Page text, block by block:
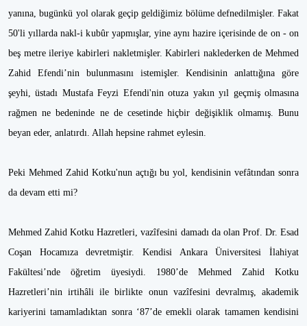
yanına, bugünkü yol olarak geçip geldiğimiz bölüme defnedilmişler. Fakat
50'li yıllarda nakl-i kubûr yapmışlar, yine aynı hazire içerisinde de on - on
beş metre ileriye kabirleri nakletmişler. Kabirleri naklederken de Mehmed
Zahid Efendi’nin bulunmasını istemişler. Kendisinin anlattığına göre
şeyhi, üstadı Mustafa Feyzi Efendi'nin otuza yakın yıl geçmiş olmasına
rağmen ne bedeninde ne de cesetinde hiçbir değişiklik olmamış. Bunu
beyan eder, anlatırdı. Allah hepsine rahmet eylesin.
Peki Mehmed Zahid Kotku'nun açtığı bu yol, kendisinin vefâtından sonra
da devam etti mi?
Mehmed Zahid Kotku Hazretleri, vazîfesini damadı da olan Prof. Dr. Esad
Coşan Hocamıza devretmiştir. Kendisi Ankara Üniversitesi İlahiyat
Fakültesi’nde öğretim üyesiydi. 1980’de Mehmed Zahid Kotku
Hazretleri’nin irtihâli ile birlikte onun vazîfesini devralmış, akademik
kariyerini tamamladıktan sonra ‘87’de emekli olarak tamamen kendisini